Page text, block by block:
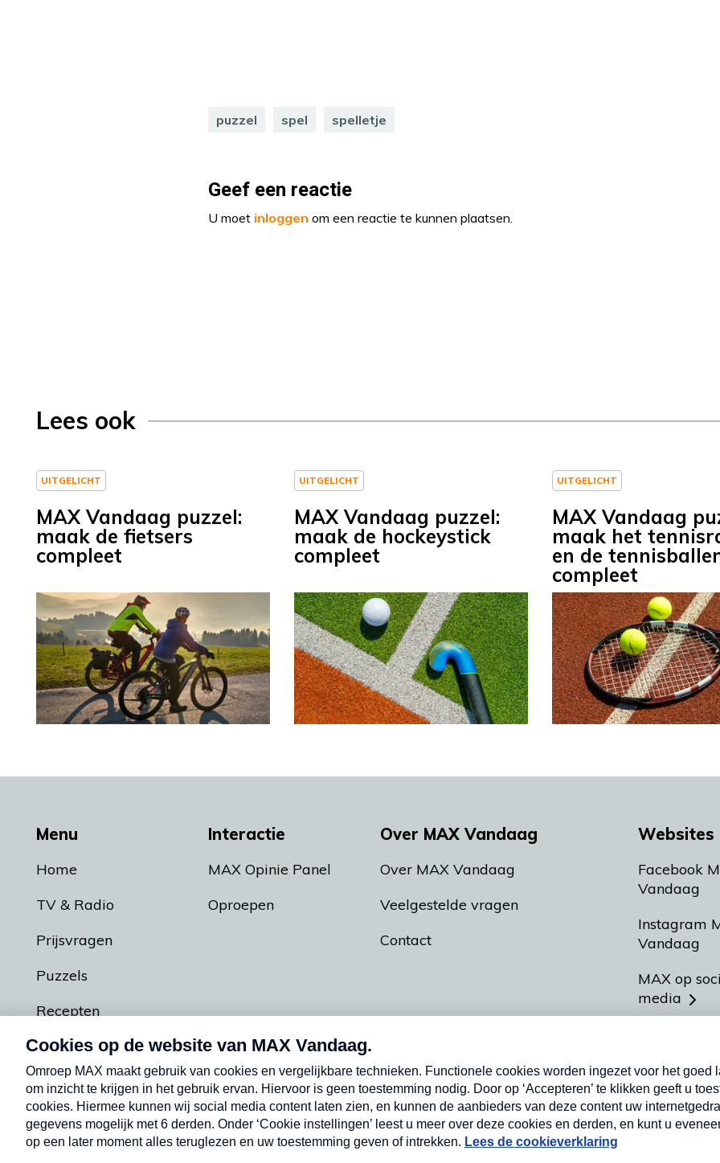
puzzel spel spelletje
Geef een reactie
U moet inloggen om een reactie te kunnen plaatsen.
Lees ook
UITGELICHT
MAX Vandaag puzzel:
maak de fietsers
compleet
UITGELICHT
MAX Vandaag puzzel:
maak de hockeystick
compleet
UITGELICHT
MAX Vandaag
maak het
en de
compleet
Menu
Home
TV & Radio
Prijsvragen
Puzzels
Recepten
Podcasts
Interactie
MAX Opinie Panel
Oproepen
Over MAX Vandaag
Over MAX Vandaag
Veelgestelde vragen
Contact
Websites
Facebook
Vandaag
Instagram
Vandaag
MAX op
media
Meldpunt
Heel